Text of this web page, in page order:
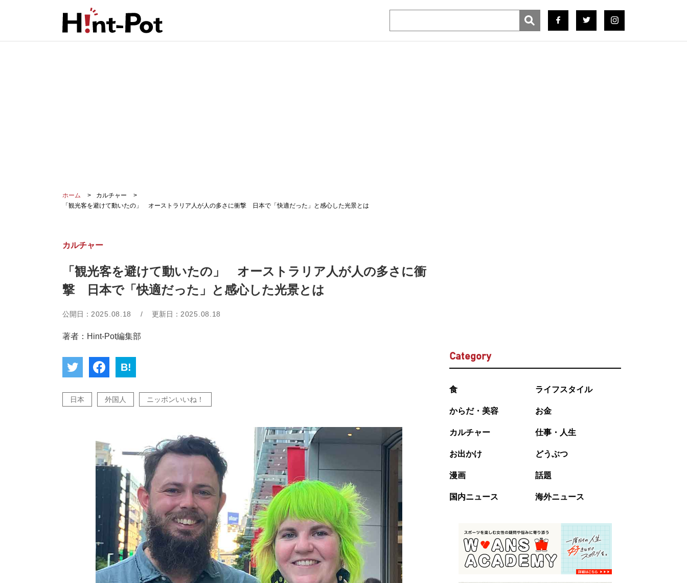
ホーム
カルチャー
「観光客を避けて動いたの」 オーストラリア人が人の多さに衝撃 日本で「快適だった」と感心した光景とは
カルチャー
「観光客を避けて動いたの」 オーストラリア人が人の多さに衝
撃 日本で「快適だった」と感心した光景とは
公開日： 2025.08.18 / 更新日： 2025.08.18
著者：Hint-Pot編集部
B!
日本 外国人 ニッポンいいね！
Category
食 ライフスタイル
からだ・美容 お金
カルチャー 仕事・人生
お出かけ どうぶつ
漫画 話題
国内ニュース 海外ニュース